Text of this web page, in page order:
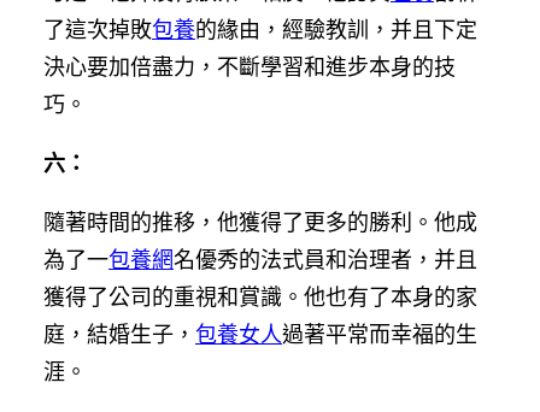
了這次掉敗包養的緣由，經驗教訓，并且下定
決心要加倍盡力，不斷學習和進步本身的技
巧。
六：
隨著時間的推移，他獲得了更多的勝利。他成
為了一包養網名優秀的法式員和治理者，并且
獲得了公司的重視和賞識。他也有了本身的家
庭，結婚生子， 包養女人過著平常而幸福的生
涯。